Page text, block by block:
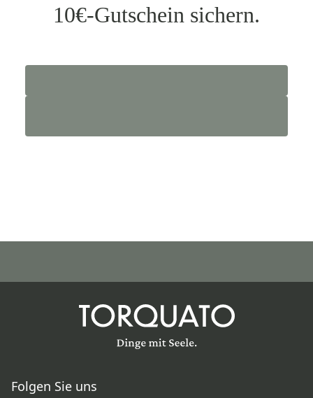
10€-Gutschein sichern.
Folgen Sie uns